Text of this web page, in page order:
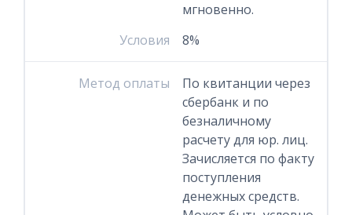
мгновенно.
Условия
8%
Метод оплаты
По квитанции через
сбербанк и по
безналичному
расчету для юр. лиц.
Зачисляется по факту
поступления
денежных средств.